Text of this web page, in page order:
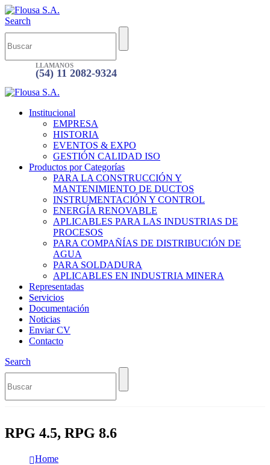
Search
LLAMANOS
(54) 11 2082-9324
Institucional
EMPRESA
HISTORIA
EVENTOS & EXPO
GESTIÓN CALIDAD ISO
Productos por Categorías
PARA LA CONSTRUCCIÓN Y
MANTENIMIENTO DE DUCTOS
INSTRUMENTACIÓN Y CONTROL
ENERGÍA RENOVABLE
APLICABLES PARA LAS INDUSTRIAS DE
PROCESOS
PARA COMPAÑÍAS DE DISTRIBUCIÓN DE
AGUA
PARA SOLDADURA
APLICABLES EN INDUSTRIA MINERA
Representadas
Servicios
Documentación
Noticias
Enviar CV
Contacto
Search
RPG 4.5, RPG 8.6
Home